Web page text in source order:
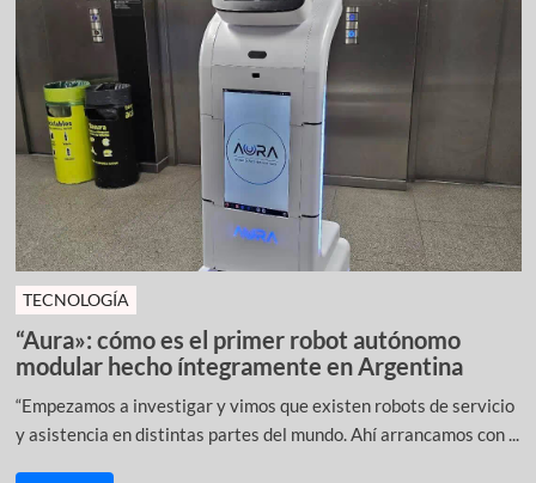
TECNOLOGÍA
“Aura»: cómo es el primer robot autónomo
modular hecho íntegramente en Argentina
“Empezamos a investigar y vimos que existen robots de servicio
y asistencia en distintas partes del mundo. Ahí arrancamos con ...